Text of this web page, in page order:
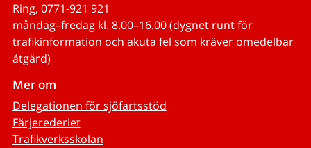
Ring, 0771-921 921
måndag–fredag kl. 8.00–16.00 (dygnet runt för
trafikinformation och akuta fel som kräver omedelbar
åtgärd)
Mer om
Delegationen för sjöfartsstöd
Färjerederiet
Trafikverksskolan